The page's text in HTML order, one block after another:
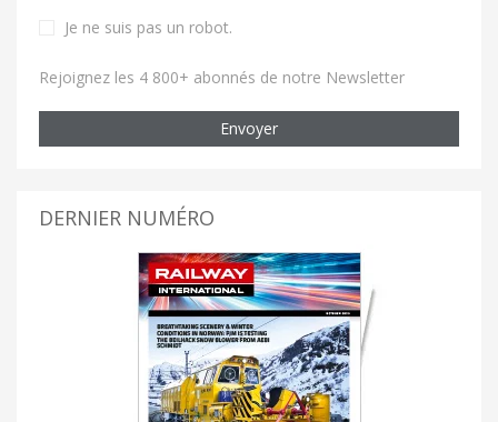
Je ne suis pas un robot.
Rejoignez les 4 800+ abonnés de notre Newsletter
Envoyer
DERNIER NUMÉRO